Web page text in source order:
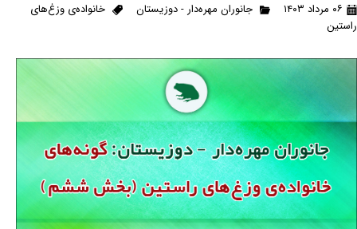
۰۶ مرداد ۱۴۰۳ جانوران مهره‌دار - دوزیستان
خانواده‌ی وزغ‌های
راستین